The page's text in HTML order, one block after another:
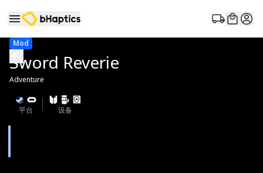
Mod
Sword Reverie
Adventure
平台 设备